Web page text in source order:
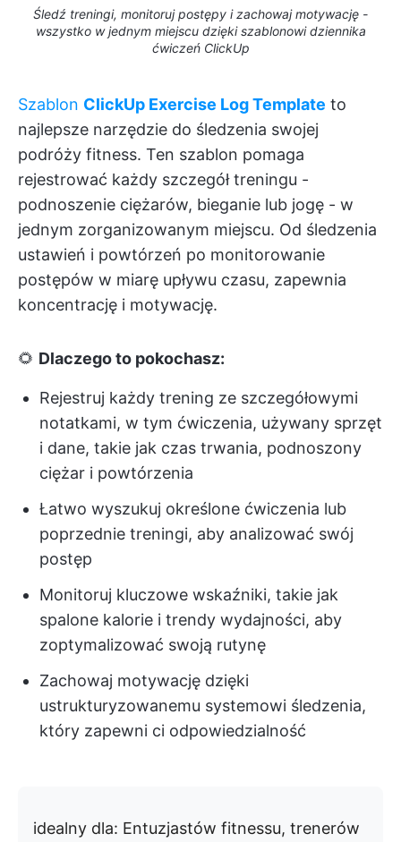
Śledź treningi, monitoruj postępy i zachowaj motywację -
wszystko w jednym miejscu dzięki szablonowi dziennika
ćwiczeń ClickUp
Szablon ClickUp Exercise Log Template to
najlepsze narzędzie do śledzenia swojej
podróży fitness. Ten szablon pomaga
rejestrować każdy szczegół treningu -
podnoszenie ciężarów, bieganie lub jogę - w
jednym zorganizowanym miejscu. Od śledzenia
ustawień i powtórzeń po monitorowanie
postępów w miarę upływu czasu, zapewnia
koncentrację i motywację.
🌻 Dlaczego to pokochasz:
Rejestruj każdy trening ze szczegółowymi
notatkami, w tym ćwiczenia, używany sprzęt
i dane, takie jak czas trwania, podnoszony
ciężar i powtórzenia
Łatwo wyszukuj określone ćwiczenia lub
poprzednie treningi, aby analizować swój
postęp
Monitoruj kluczowe wskaźniki, takie jak
spalone kalorie i trendy wydajności, aby
zoptymalizować swoją rutynę
Zachowaj motywację dzięki
ustrukturyzowanemu systemowi śledzenia,
który zapewni ci odpowiedzialność
idealny dla: Entuzjastów fitnessu, trenerów